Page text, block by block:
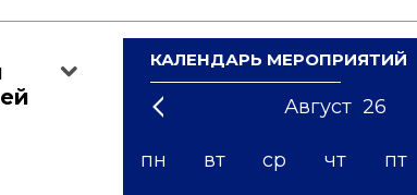
КАЛЕНДАРЬ МЕРОПРИЯТИЙ
Август 26
1 3 5 8
'21 '23 '24 '25 '26 '27 '28
пн вт ср чт пт